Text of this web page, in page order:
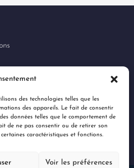
des technologies telles que les
des appareils. Le fait de consentir
données telles que le comportement de
de ne pas consentir ou de retirer son
caractéristiques et fonctions.
Voir les préférences
RS